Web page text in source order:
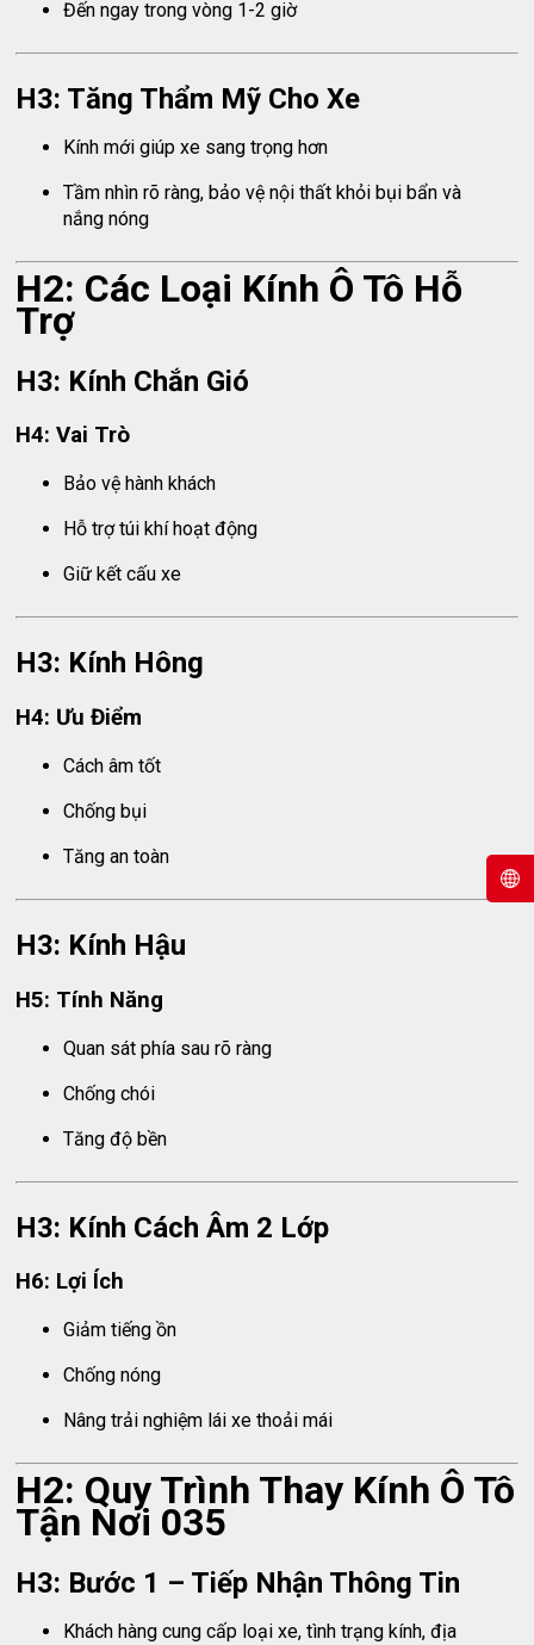
Đến ngay trong vòng 1-2 giờ
H3: Tăng Thẩm Mỹ Cho Xe
Kính mới giúp xe sang trọng hơn
Tầm nhìn rõ ràng, bảo vệ nội thất khỏi bụi bẩn và
nắng nóng
H2: Các Loại Kính Ô Tô Hỗ
Trợ
H3: Kính Chắn Gió
H4: Vai Trò
Bảo vệ hành khách
Hỗ trợ túi khí hoạt động
Giữ kết cấu xe
H3: Kính Hông
H4: Ưu Điểm
Cách âm tốt
Chống bụi
Tăng an toàn
H3: Kính Hậu
H5: Tính Năng
Quan sát phía sau rõ ràng
Chống chói
Tăng độ bền
H3: Kính Cách Âm 2 Lớp
H6: Lợi Ích
Giảm tiếng ồn
Chống nóng
Nâng trải nghiệm lái xe thoải mái
H2: Quy Trình Thay Kính Ô Tô
Tận Nơi 035
H3: Bước 1 – Tiếp Nhận Thông Tin
Khách hàng cung cấp loại xe, tình trạng kính, địa